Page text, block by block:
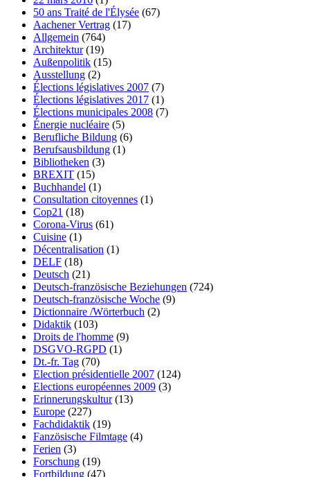
50 ans Traité de l'Élysée (67)
Aachener Vertrag (17)
Allgemein (764)
Architektur(19)
Außenpolitik (15)
Ausstellung (2)
Élections législatives 2007 (7)
Élections législatives 2017 (1)
Élections municipales 2008 (7)
Énergie nucléaire (5)
Berufliche Bildung (6)
Berufsausbildung (1)
Bibliotheken (3)
BREXIT (15)
Buchhandel (1)
Consultation citoyennes (1)
Cop21 (18)
Corona-Virus (61)
Cuisine (1)
Décentralisation (1)
DELF (18)
Deutsch (21)
Deutsch-französische Beziehungen (724)
Deutsch-französische Woche (9)
Dictionnaire /Wörterbuch (2)
Didaktik (103)
Droits de l'homme (9)
DSGVO-RGPD (1)
Dt.-fr. Tag (70)
Election présidentielle 2007 (124)
Elections européennes 2009 (3)
Erinnerungskultur(13)
Europe (227)
Fachdidaktik (19)
Fanzösische Filmtage (4)
Ferien (3)
Forschung (19)
Fortbildung (47)